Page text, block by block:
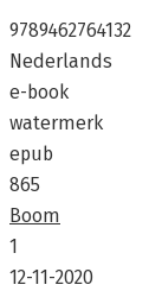
9789462764132
Nederlands
e-book
watermerk
epub
865
Boom
1
12-11-2020